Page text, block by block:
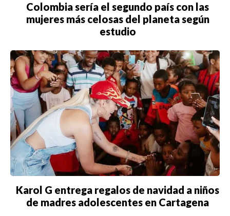
Colombia sería el segundo país con las
mujeres más celosas del planeta según
estudio
Karol G entrega regalos de navidad a niños
de madres adolescentes en Cartagena